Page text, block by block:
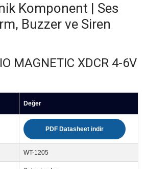
Komponent | Ses
Buzzer ve Siren
MAGNETIC XDCR 4-6V
Değer
PDF Datasheet indir
WT-1205